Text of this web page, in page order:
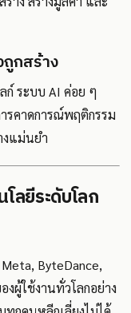
กสร้าง
ก์ ระบบ AI ค่อย ๆ
รคาดการณ์พฤติกรรม
งแม่นยำ
ลยีระดับโลก
ByteDance,
ผู้ใช้งานทั่วโลกอย่าง